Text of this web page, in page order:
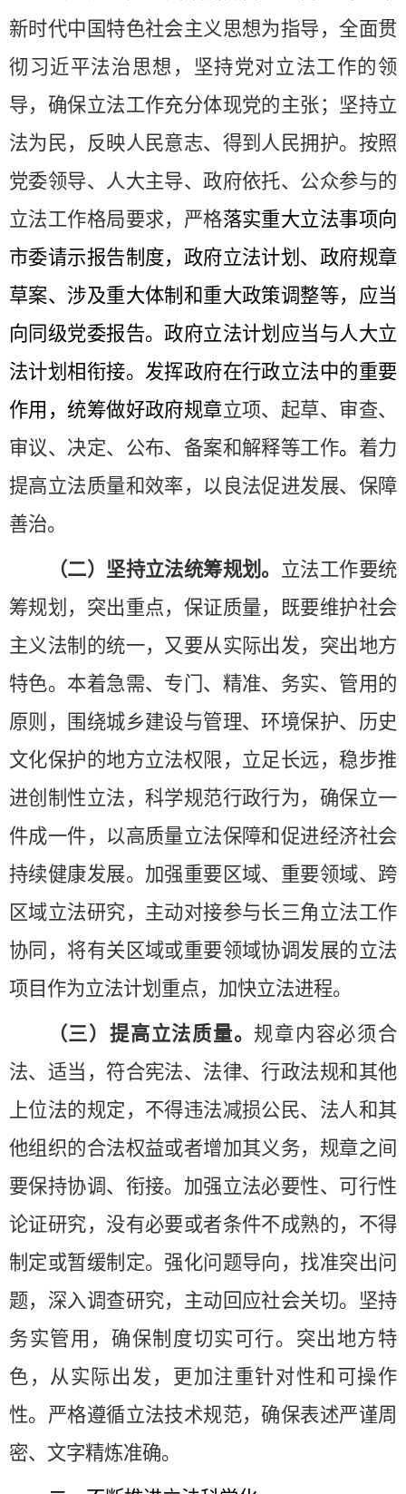
新时代中国特色社会主义思想为指导，全面贯
彻习近平法治思想，坚持党对立法工作的领
导，确保立法工作充分体现党的主张；坚持立
法为民，反映人民意志、得到人民拥护。按照
党委领导、人大主导、政府依托、公众参与的
立法工作格局要求，严格落实重大立法事项向
市委请示报告制度， 政府立法计划、政府规章
草案、涉及重大体制和重大政策调整等，应当
向同级党委报告。政府立法计划应当与人大立
法计划相衔接。发挥政府在行政立法中的重要
作用，统筹做好政府规章立项、起草、审查、
审议、决定、公布、备案和解释等工作。 着力
提高立法质量和效率，以良法促进发展、保障
善治。
（二）坚持立法统筹规划。 立法工作要统
筹规划，突出重点，保证质量，既要维护社会
主义法制的统一，又要从实际出发，突出地方
特色。本着急需、专门、精准、务实、管用的
原则，围绕城乡建设与管理、环境保护、历史
文化保护的地方立法权限，立足长远，稳步推
进创制性立法，科学规范行政行为，确保立一
件成一件， 以高质量立法保障和促进经济社会
持续健康发展。加强重要区域、重要领域、跨
区域立法研究，主动对接参与长三角立法工作
协同，将有关区域或重要领域协调发展的立法
项目作为立法计划重点，加快立法进程。
（三）提高立法质量。 规章内容必须合
法、适当，符合宪法、法律、行政法规和其他
上位法的规定，不得违法减损公民、法人和其
他组织的合法权益或者增加其义务，规章之间
要保持协调、衔接。 加强立法必要性、可行性
论证研究，没有必要或者条件不成熟的，不得
制定或暂缓制定。 强化问题导向，找准突出问
题，深入调查研究，主动回应社会关切。坚持
务实管用，确保制度切实可行。突出地方特
色，从实际出发，更加注重针对性和可操作
性。严格遵循立法技术规范，确保表述严谨周
密、文字精炼准确。